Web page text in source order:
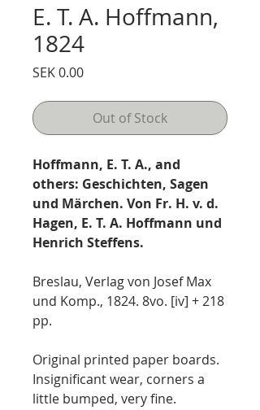
E. T. A. Hoffmann,
1824
SEK 0.00Price
Out of Stock
Hoffmann, E. T. A., and
others: Geschichten, Sagen
und Märchen. Von Fr. H. v. d.
Hagen, E. T. A. Hoffmann und
Henrich Steffens.
Breslau, Verlag von Josef Max
und Komp., 1824. 8vo. [iv] + 218
pp.
Original printed paper boards.
Insignificant wear, corners a
little bumped, very fine.